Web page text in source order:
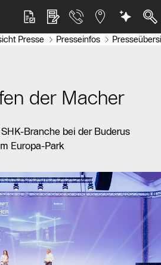
Presse Presseinfos
der Macher
Branche bei der Buderus
Europa-Park